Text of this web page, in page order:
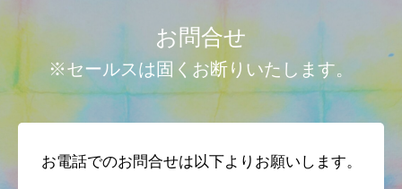
お問合せ
※セールスは固くお断りいたします。
お電話でのお問合せは以下よりお願いします。